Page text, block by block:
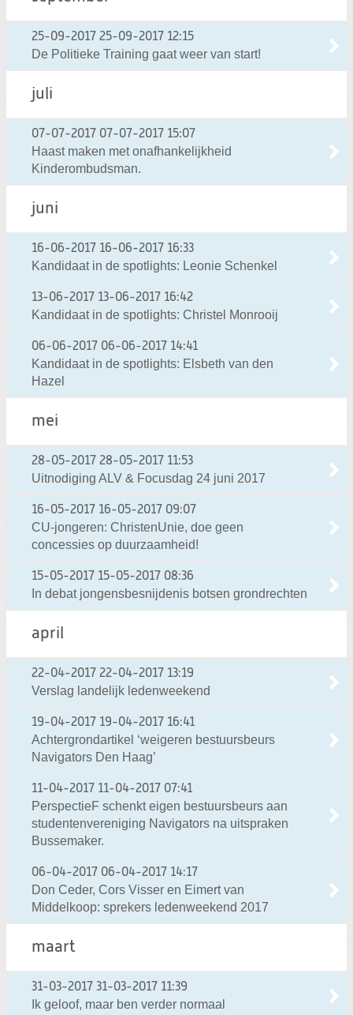
25-09-2017 25-09-2017 12:15
De Politieke Training gaat weer van start!
juli
07-07-2017 07-07-2017 15:07
Haast maken met onafhankelijkheid
Kinderombudsman.
juni
16-06-2017 16-06-2017 16:33
Kandidaat in de spotlights: Leonie Schenkel
13-06-2017 13-06-2017 16:42
Kandidaat in de spotlights: Christel Monrooij
06-06-2017 06-06-2017 14:41
Kandidaat in de spotlights: Elsbeth van den
Hazel
mei
28-05-2017 28-05-2017 11:53
Uitnodiging ALV & Focusdag 24 juni 2017
16-05-2017 16-05-2017 09:07
CU-jongeren: ChristenUnie, doe geen
concessies op duurzaamheid!
15-05-2017 15-05-2017 08:36
In debat jongensbesnijdenis botsen grondrechten
april
22-04-2017 22-04-2017 13:19
Verslag landelijk ledenweekend
19-04-2017 19-04-2017 16:41
Achtergrondartikel ‘weigeren bestuursbeurs
Navigators Den Haag’
11-04-2017 11-04-2017 07:41
PerspectieF schenkt eigen bestuursbeurs aan
studentenvereniging Navigators na uitspraken
Bussemaker.
06-04-2017 06-04-2017 14:17
Don Ceder, Cors Visser en Eimert van
Middelkoop: sprekers ledenweekend 2017
maart
31-03-2017 31-03-2017 11:39
Ik geloof, maar ben verder normaal